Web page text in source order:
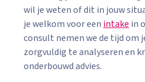
wil je weten of dit in jouw
je welkom voor een intake in
consult nemen we de tijd om
zorgvuldig te analyseren en
onderbouwd advies.